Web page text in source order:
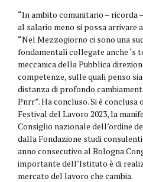
“In ambito comunitario – ricorda
al salario meno si possa arrivare
“Nel Mezzogiorno ci sono una
fondamentali collegate anche ‘s
meccanica della Pubblica
competenze, sulle quali penso
distanza di profondo
Pnrr”. Ha concluso. Si è conclusa
Festival del Lavoro 2023, la
Consiglio nazionale dell’ordine
dalla Fondazione studi
anno consecutivo al Bologna
importante dell’Istituto è di
mercato del lavoro che cambia.